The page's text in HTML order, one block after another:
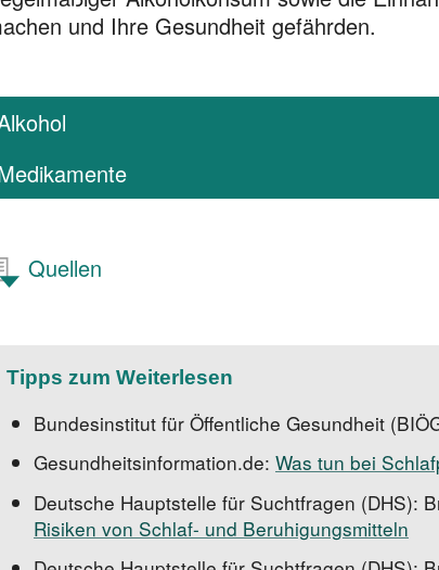
und Ihre Gesundheit gefährden.
Quellen
Tipps zum Weiterlesen
Bundesinstitut für Öffentliche Gesundheit
Gesundheitsinformation.de: Was tun bei
Deutsche Hauptstelle für Suchtfragen (DHS):
Risiken von Schlaf- und Beruhigungsmitteln